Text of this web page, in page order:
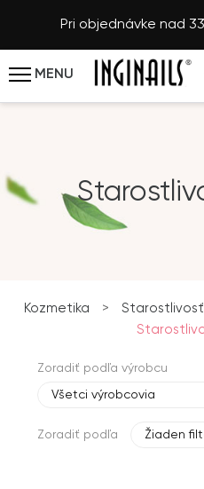
Pri objednávke nad
MENU
Kozmetika >
Zoradiť podľa výrobcu
Všetci výrobcovia
Zoradiť podľa Žiaden